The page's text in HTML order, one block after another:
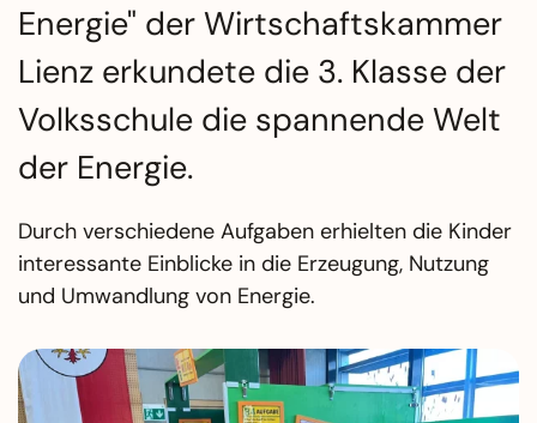
Energie" der Wirtschaftskammer
Lienz erkundete die 3. Klasse der
Volksschule die spannende Welt
der Energie.
Durch verschiedene Aufgaben erhielten die Kinder
interessante Einblicke in die Erzeugung, Nutzung
und Umwandlung von Energie.